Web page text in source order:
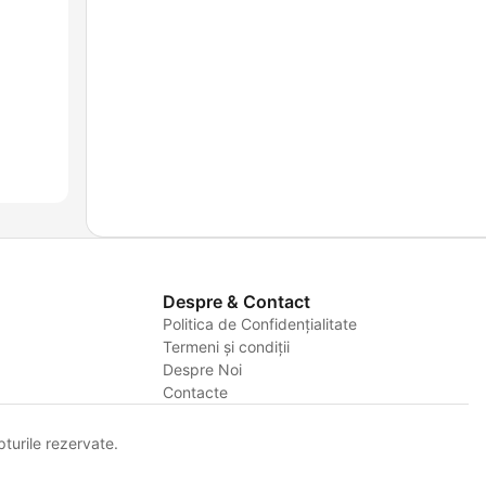
Despre & Contact
Politica de Confidențialitate
Termeni și condiții
Despre Noi
Contacte
rezervate.